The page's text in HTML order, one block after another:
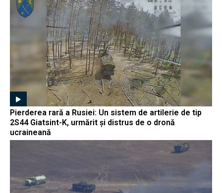
Pierderea rară a Rusiei: Un sistem de artilerie de tip
2S44 Giatsint-K, urmărit și distrus de o dronă
ucraineană